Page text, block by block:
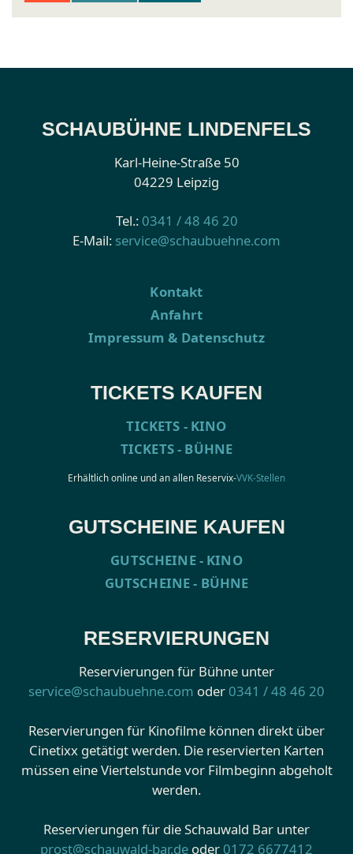
SCHAUBÜHNE LINDENFELS
Karl-Heine-Straße 50
04229 Leipzig
Tel.: 0341 / 48 46 20
E-Mail: service@schaubuehne.com
Kontakt
Anfahrt
Impressum & Datenschutz
TICKETS KAUFEN
TICKETS - KINO
TICKETS - BÜHNE
Erhältlich online und an allen Reservix-VVK-Stellen
GUTSCHEINE KAUFEN
GUTSCHEINE - KINO
GUTSCHEINE - BÜHNE
RESERVIERUNGEN
Reservierungen für Bühne unter
service@schaubuehne.com oder 0341 / 48 46 20
Reservierungen für Kinofilme können direkt über
Cinetixx getätigt werden. Die reservierten Karten
müssen eine Viertelstunde vor Filmbeginn abgeholt
werden.
Reservierungen für die Schauwald Bar unter
prost@schauwald-bar.de oder 0172 6677412